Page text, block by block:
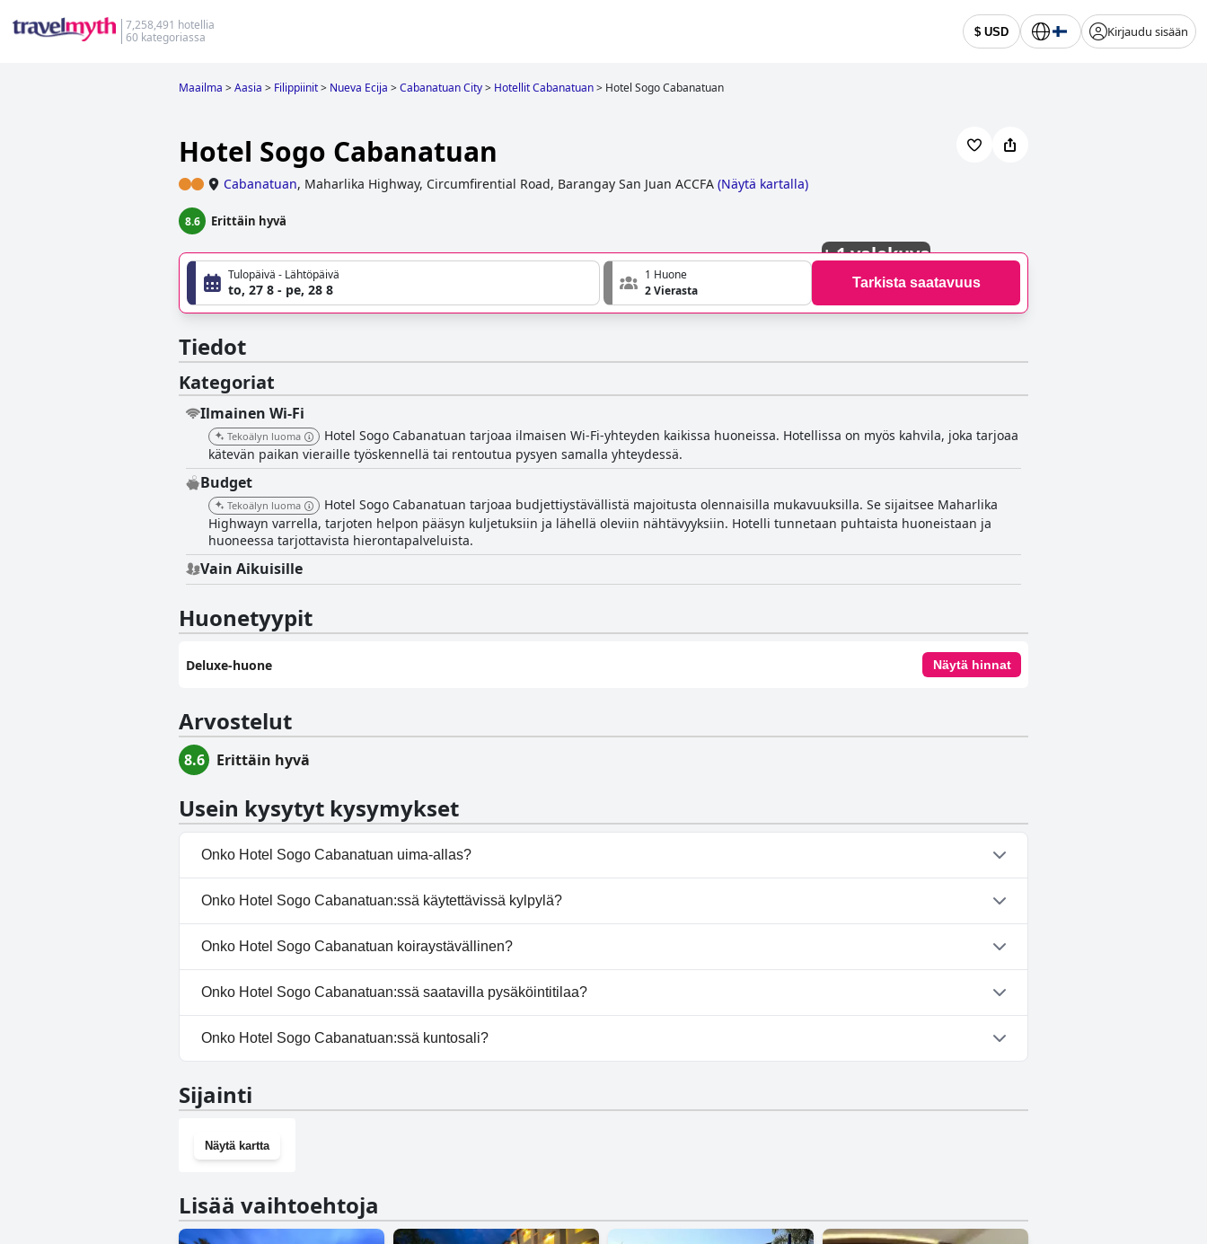
7,258,491 hotellia
60 kategoriassa
$ USD Kirjaudu sisään
Maailma >Aasia > Filippiinit> Nueva Ecija >Cabanatuan City> Hotellit Cabanatuan> Hotel Sogo Cabanatuan
Hotel Sogo Cabanatuan
Cabanatuan, Maharlika Highway, Circumfirential Road, Barangay San Juan ACCFA (Näytä kartalla)
8.6 Erittäin hyvä
+1 valokuva
Tulopäivä - Lähtöpäivä
to, 27 8 - pe, 28 8
1 Huone
2 Vierasta
Tarkista saatavuus
Tiedot
Kategoriat
Ilmainen Wi-Fi
Tekoälyn luoma
Hotel Sogo Cabanatuan tarjoaa ilmaisen Wi-Fi-yhteyden kaikissa huoneissa. Hotellissa on myös kahvila, joka tarjoaa
kätevän paikan vieraille työskennellä tai rentoutua pysyen samalla yhteydessä.
Budget
Tekoälyn luoma
Hotel Sogo Cabanatuan tarjoaa budjettiystävällistä majoitusta olennaisilla mukavuuksilla. Se sijaitsee Maharlika
Highwayn varrella, tarjoten helpon pääsyn kuljetuksiin ja lähellä oleviin nähtävyyksiin. Hotelli tunnetaan puhtaista huoneistaan ja
huoneessa tarjottavista hierontapalveluista.
Vain Aikuisille
Huonetyypit
Deluxe-huone Näytä hinnat
Arvostelut
8.6 Erittäin hyvä
Usein kysytyt kysymykset
Onko Hotel Sogo Cabanatuan uima-allas?
Ei, Hotel Sogo Cabanatuan ei ole uima-allasta.
Onko Hotel Sogo Cabanatuan:ssä käytettävissä kylpylä?
Ei, Hotel Sogo Cabanatuan ei tarjoa kylpylää.
Onko Hotel Sogo Cabanatuan koiraystävällinen?
Ei, Hotel Sogo Cabanatuan ei salli koiria.
Onko Hotel Sogo Cabanatuan:ssä saatavilla pysäköintitilaa?
Ei, Hotel Sogo Cabanatuan ei tarjoa pysäköintimahdollisuutta.
Onko Hotel Sogo Cabanatuan:ssä kuntosali?
Sijainti
Näytä kartta
Lisää vaihtoehtoja